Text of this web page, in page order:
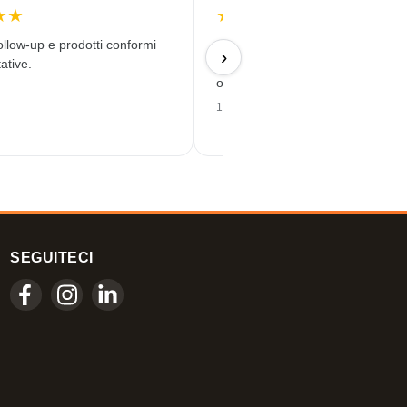
★
up e prodotti conformi
★
Ordine semplice, buon prezzo e
consegna puntuale con una
ottima qualità!
18/06/2026
›
SEGUITECI